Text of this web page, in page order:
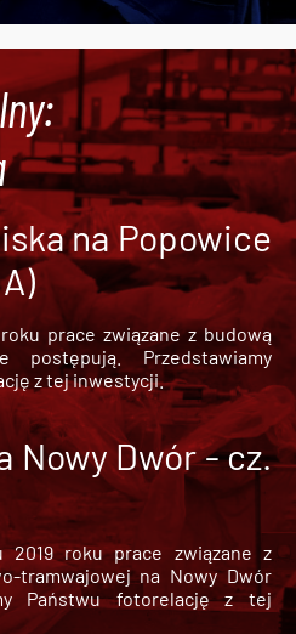
na Popowice
prace związane z budową
postępują. Przedstawiamy
z tej inwestycji.
Nowy Dwór - cz.
2019 roku prace związane z
tramwajowej na Nowy Dwór
Państwu fotorelację z tej